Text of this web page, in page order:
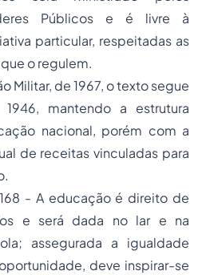
Públicos e é livre à
particular, respeitadas as
o regulem.
Militar, de 1967, o texto segue
mantendo a estrutura
nacional, porém com a
de receitas vinculadas para
- A educação é direito de
e será dada no lar e na
assegurada a igualdade
deve inspirar-se